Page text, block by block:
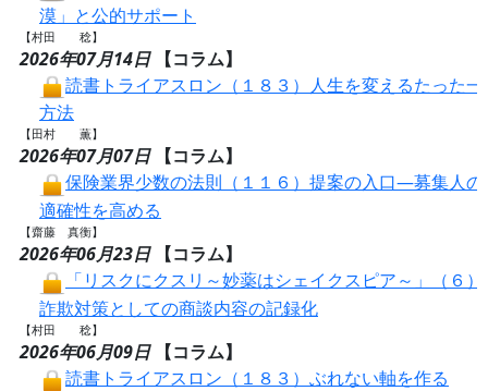
漠」と公的サポート
【村田 稔】
2026年07月14日
【コラム】
読書トライアスロン（１８３）人生を変えるたった
方法
【田村 薫】
2026年07月07日
【コラム】
保険業界少数の法則（１１６）提案の入口―募集人の
適確性を高める
【齋藤 真衡】
2026年06月23日
【コラム】
「リスクにクスリ～妙薬はシェイクスピア～」（６
詐欺対策としての商談内容の記録化
【村田 稔】
2026年06月09日
【コラム】
読書トライアスロン（１８３）ぶれない軸を作る